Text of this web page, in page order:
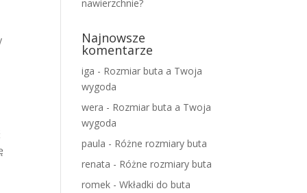
nawierzchnie?
Najnowsze
komentarze
iga - Rozmiar buta a Twoja
wygoda
wera - Rozmiar buta a Twoja
wygoda
paula - Różne rozmiary buta
renata - Różne rozmiary buta
romek -Wkładki do buta